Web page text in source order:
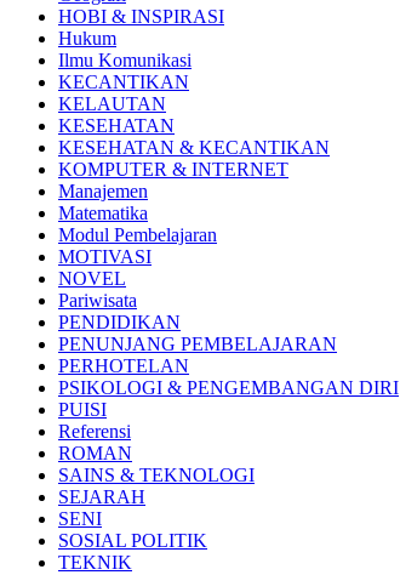
HOBI & INSPIRASI
Hukum
Ilmu Komunikasi
KECANTIKAN
KELAUTAN
KESEHATAN
KESEHATAN & KECANTIKAN
KOMPUTER & INTERNET
Manajemen
Matematika
Modul Pembelajaran
MOTIVASI
NOVEL
Pariwisata
PENDIDIKAN
PENUNJANG PEMBELAJARAN
PERHOTELAN
PSIKOLOGI & PENGEMBANGAN DIRI
PUISI
Referensi
ROMAN
SAINS & TEKNOLOGI
SEJARAH
SENI
SOSIAL POLITIK
TEKNIK